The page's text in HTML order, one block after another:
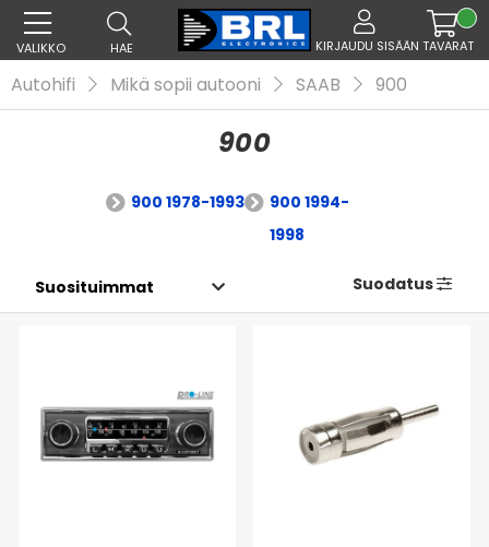
VALIKKO HAE KIRJAUDU SISÄÄN TAVARAT
Autohifi Mikä sopii autooni SAAB 900
900
900 1978-1993
900 1994-
1998
Suodatus